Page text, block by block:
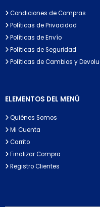
Condiciones de Compras
Políticas de Privacidad
Políticas de Envío
Políticas de Seguridad
Políticas de Cambios y
ELEMENTOS DEL MENÚ
Quiénes Somos
Mi Cuenta
Carrito
Finalizar Compra
Registro Clientes